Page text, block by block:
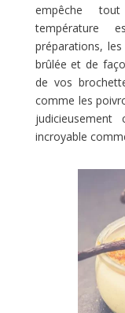
empêche
température
préparations,
brûlée et de
de vos
comme les
judicieusement
incroyable